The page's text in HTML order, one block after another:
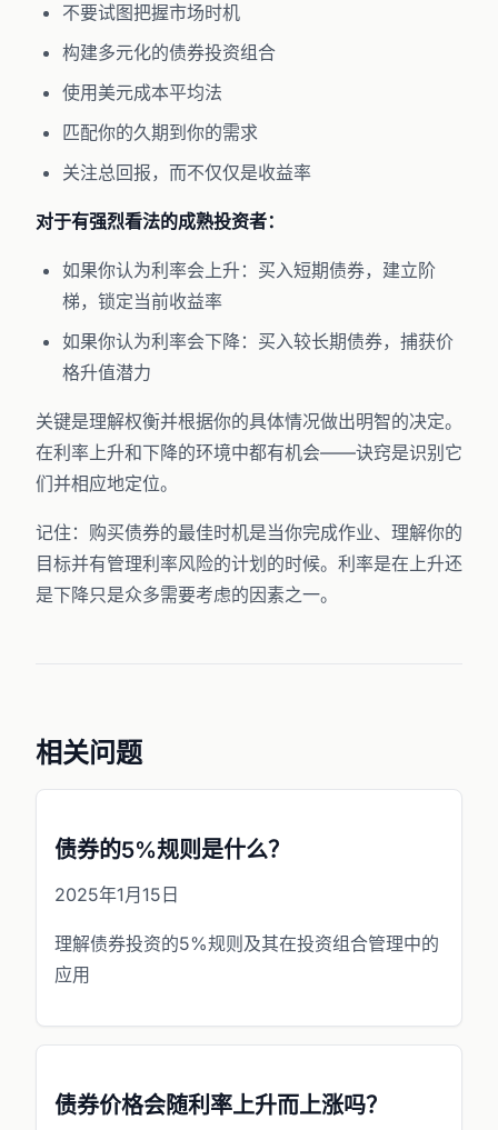
不要试图把握市场时机
构建多元化的债券投资组合
使用美元成本平均法
匹配你的久期到你的需求
关注总回报，而不仅仅是收益率
对于有强烈看法的成熟投资者：
如果你认为利率会上升：买入短期债券，建立阶
梯，锁定当前收益率
如果你认为利率会下降：买入较长期债券，捕获价
格升值潜力
关键是理解权衡并根据你的具体情况做出明智的决定。
在利率上升和下降的环境中都有机会——诀窍是识别它
们并相应地定位。
记住：购买债券的最佳时机是当你完成作业、理解你的
目标并有管理利率风险的计划的时候。利率是在上升还
是下降只是众多需要考虑的因素之一。
相关问题
债券的5%规则是什么？
2025年1月15日
理解债券投资的5%规则及其在投资组合管理中的
应用
债券价格会随利率上升而上涨吗？